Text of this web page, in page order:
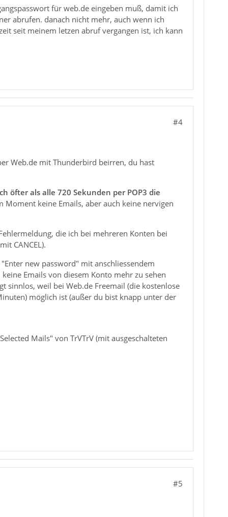
für web.de eingeben muß, damit ich
abrufen. danach nicht mehr, auch wenn ich
seit meinem letzen abruf vergangen ist, ich kann
#4
Web.de mit Thunderbird beirren, du hast
öfter als alle 720 Sekunden per POP3 die
keine Emails, aber auch keine nervigen
die ich bei mehreren Konten bei
CANCEL).
new password" mit anschliessendem
Emails von diesem Konto mehr zu sehen
sinnlos, weil bei Web.de Freemail (die kostenlose
möglich ist (außer du bist knapp unter der
Mails" von TrVTrV (mit ausgeschalteten
#5